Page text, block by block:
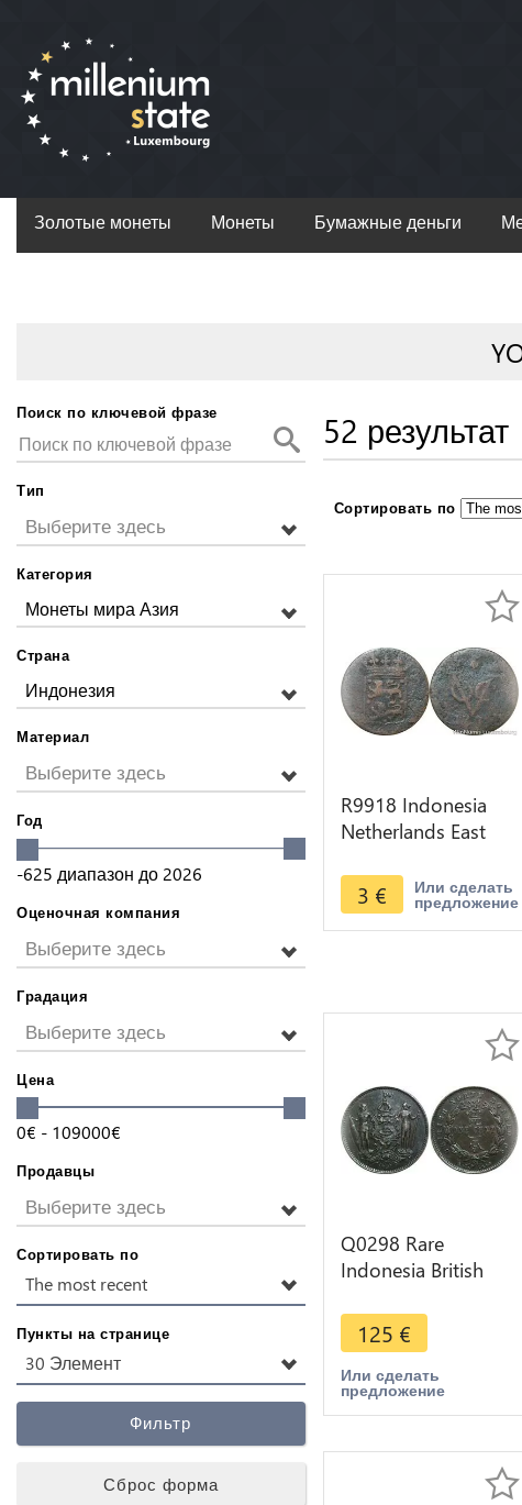
Золотые монеты Монеты Бумажные деньги
Поиск по ключевой фразе
Тип
Выберите здесь
Категория
Монеты мира Азия
Страна
Индонезия
Материал
Выберите здесь
Год
-625 диапазон до 2026
Оценочная компания
Выберите здесь
Градация
Выберите здесь
Цена
0€ - 109000€
Продавцы
Выберите здесь
Сортировать по
The most recent
Пункты на странице
30 Элемент
Фильтр
Сброс форма
52 результат
Сортировать по
R9918 Indonesia
Netherlands East
1729 1794 -> Make
Offer
3 € Или сделать
предложение
Q0298 Rare
Indonesia British
Cent 1891 H Heaton
AU -> Make offer
125 €
Или сделать
предложение